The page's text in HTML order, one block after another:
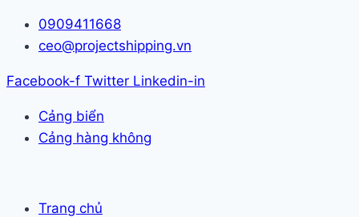
Skip
0909411668
ceo@projectshipping.vn
Facebook-f Twitter Linkedin-in
Cảng biển
Cảng hàng không
Trang chủ